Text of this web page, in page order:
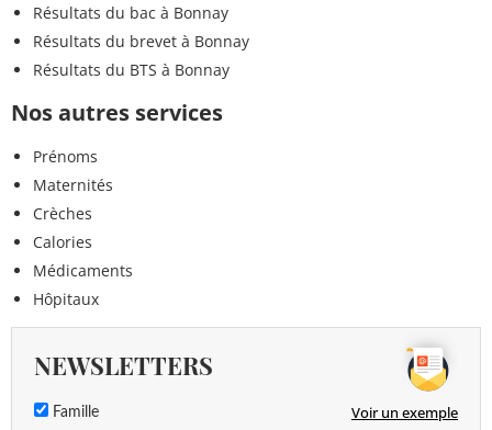
Résultats du bac à Bonnay
Résultats du brevet à Bonnay
Résultats du BTS à Bonnay
Nos autres services
Prénoms
Maternités
Crèches
Calories
Médicaments
Hôpitaux
NEWSLETTERS
Famille Voir un exemple